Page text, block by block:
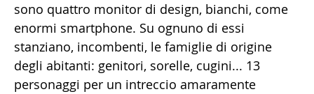
sono quattro monitor di design, bianchi, come
enormi smartphone. Su ognuno di essi
stanziano, incombenti, le famiglie di origine
degli abitanti: genitori, sorelle, cugini... 13
personaggi per un intreccio amaramente